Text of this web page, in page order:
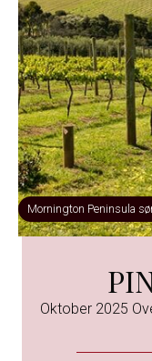
Mornington Peninsula
Oktober 2025